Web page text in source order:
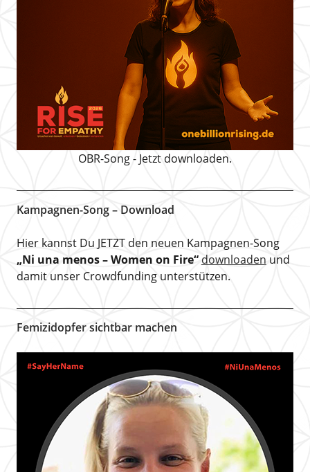
OBR-Song - Jetzt downloaden.
Kampagnen-Song – Download
Hier kannst Du JETZT den neuen Kampagnen-Song
„Ni una menos – Women on Fire“downloaden und
damit unser Crowdfunding unterstützen.
Femizidopfer sichtbar machen